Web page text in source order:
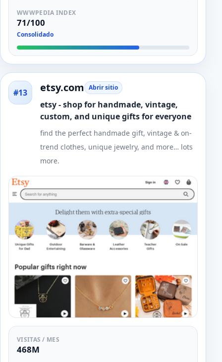
WWWPEDIA INDEX
71/100
Consolidado
#13 etsy.com Abrir sitio
etsy - shop for handmade, vintage,
custom, and unique gifts for everyone
find the perfect handmade gift, vintage & on-
trend clothes, unique jewelry, and more… lots
more.
VISITAS / MES
468M